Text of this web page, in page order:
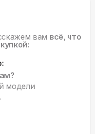
вам всё, что
модели